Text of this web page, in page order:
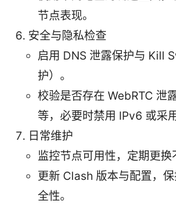
节点表现。
安全与隐私检查
启用 DNS 泄露保护与 Kill
护）。
校验是否存在 WebRTC 泄
等，必要时禁用 IPv6 或采
日常维护
监控节点可用性，定期更换
更新 Clash 版本与配置，
全性。